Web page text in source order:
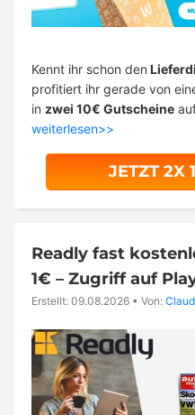
Kennt ihr schon den
profitiert ihr gerade von
in zwei 10€ Gutscheine
weiterlesen>>
JETZT 2X
Readly fast
1€ – Zugriff auf
Erstellt: 09.08.2026 • Von: